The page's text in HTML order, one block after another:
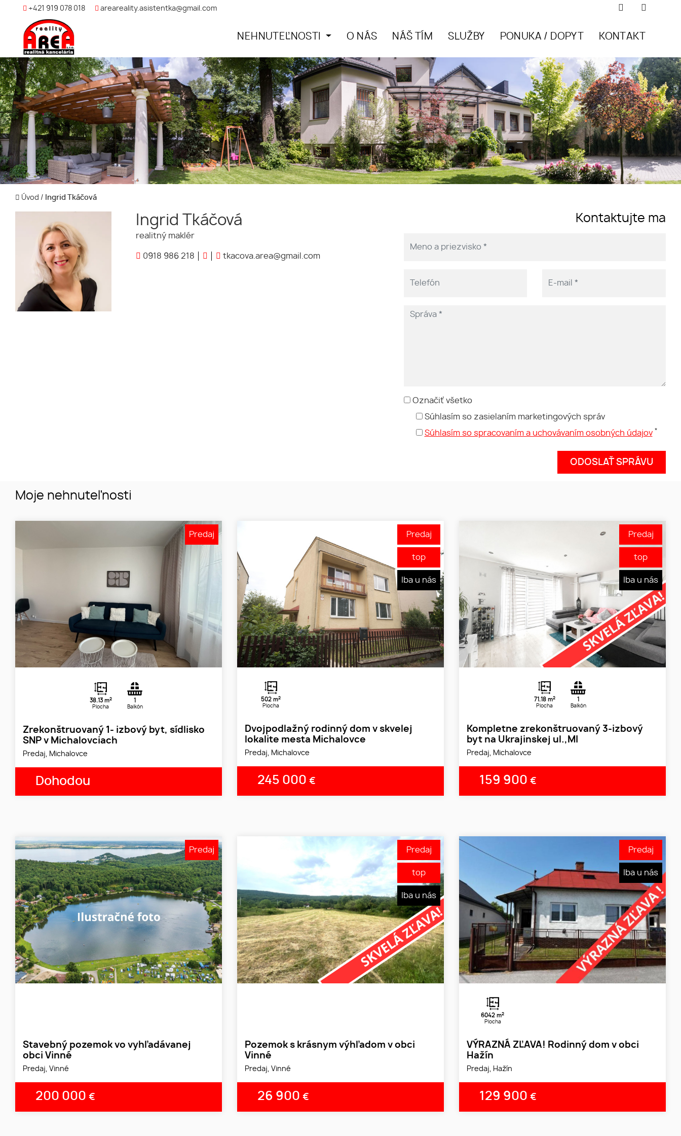
+421 919 078 018 areareality.asistentka@gmail.com
NEHNUTEĽNOSTI O NÁS NÁŠ TÍM SLUŽBY PONUKA / DOPYT KONTAKT
Úvod / Ingrid Tkáčová
Ingrid Tkáčová
realitný maklér
0918 986 218 tkacova.area@gmail.com
Kontaktujte ma
Označiť všetko
Súhlasím so zasielaním marketingových správ
Súhlasím so spracovaním a uchovávaním osobných údajov *
Moje nehnuteľnosti
38.13 m2
Plocha
Balkón
Zrekonštruovaný 1- izbový byt, sídlisko
SNP v Michalovciach
Predaj, Michalovce
Dohodou
Predaj
502 m2
Plocha
Dvojpodlažný rodinný dom v skvelej
lokalite mesta Michalovce
Predaj, Michalovce
245 000 €
Predaj
top
Iba u nás
71.18 m2
Plocha
Balkón
Kompletne zrekonštruovaný 3-izbový
byt na Ukrajinskej ul.,MI
Predaj, Michalovce
159 900 €
Predaj
top
Iba u nás
Stavebný pozemok vo vyhľadávanej
obci Vinné
Predaj, Vinné
200 000 €
Predaj
Pozemok s krásnym výhľadom v obci
Vinné
Predaj, Vinné
26 900 €
Predaj
top
Iba u nás
6042 m2
Plocha
VÝRAZNÁ ZĽAVA! Rodinný dom v obci
Hažín
Predaj, Hažín
129 900 €
Predaj
Iba u nás